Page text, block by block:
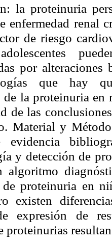
la proteinuria
enfermedad renal
de riesgo
por
que hay
la proteinuria en
de las
Material y
evidencia
y detección de
algoritmo
proteinuria en
existen
expresión de
proteinurias